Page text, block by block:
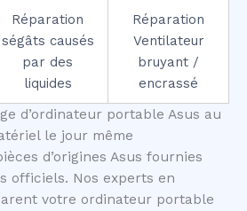
Réparation
ségâts causés
par des
liquides
Réparation
Ventilateur
bruyant /
encrassé
d’ordinateur portable Asus au
le jour même
d’origines Asus fournies
officiels. Nos experts en
votre ordinateur portable